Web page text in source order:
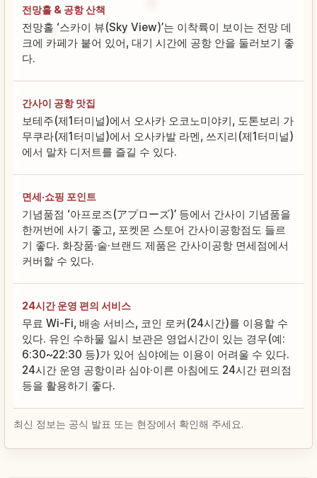
전망홀 & 공항 산책
전망홀 ‘스카이 뷰(Sky View)’는 이착륙이 보이는 전망 데
크에 카페가 붙어 있어, 대기 시간에 공항 안을 둘러보기 좋
다.
간사이 공항 맛집
보테주(제1터미널)에서 오사카 오코노미야키, 도톤보리 가
무쿠라(제1터미널)에서 오사카발 라멘, 쓰지리(제1터미널)
에서 말차 디저트를 즐길 수 있다.
면세·쇼핑 포인트
기념품점 ‘아프로즈(アプローズ)’ 등에서 간사이 기념품을
한꺼번에 사기 좋고, 포켓몬 스토어 간사이공항점도 들르
기 좋다. 화장품·술·브랜드 제품은 간사이공항 면세점에서
커버할 수 있다.
24시간 운영 편의 서비스
무료 Wi-Fi, 배송 서비스, 코인 로커(24시간)를 이용할 수
있다. 유인 수하물 일시 보관은 영업시간이 있는 경우(예:
6:30~22:30 등)가 있어 심야에는 이용이 어려울 수 있다.
24시간 운영 공항이라 심야·이른 아침에도 24시간 편의점
등을 활용하기 좋다.
최신 정보는 공식 발표 또는 현장에서 확인해 주세요.